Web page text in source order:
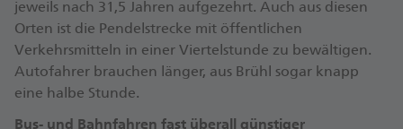
jeweils nach 31,5 Jahren aufgezehrt. Auch aus diesen
Orten ist die Pendelstrecke mit öffentlichen
Verkehrsmitteln in einer Viertelstunde zu bewältigen.
Autofahrer brauchen länger, aus Brühl sogar knapp
eine halbe Stunde.
Bus- und Bahnfahren fast überall günstiger